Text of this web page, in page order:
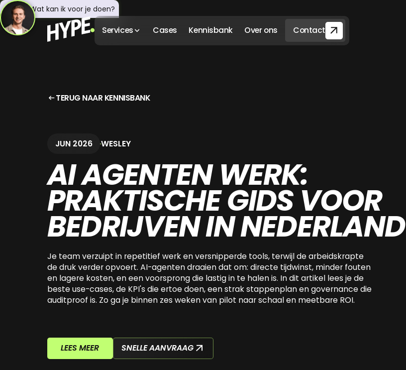
Hey! 👋 Wat kan ik voor je doen?
Services Cases Kennisbank Over ons Contact
TERUG NAAR KENNISBANK
JUN 2026 WESLEY
AI AGENTEN WERK:
PRAKTISCHE GIDS VOOR
BEDRIJVEN IN NEDERLAND
Je team verzuipt in repetitief werk en versnipperde tools, terwijl de arbeidskrapte
de druk verder opvoert. AI-agenten draaien dat om: directe tijdwinst, minder fouten
en lagere kosten, en een voorsprong die lastig in te halen is. In dit artikel lees je de
beste use-cases, de KPI's die ertoe doen, een strak stappenplan en governance die
auditproof is. Zo ga je binnen zes weken van pilot naar schaal en meetbare ROI.
LEES MEER SNELLE AANVRAAG